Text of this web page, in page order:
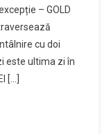
– GOLD
cu doi
este ultima zi în
[…]